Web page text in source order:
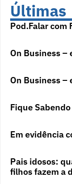
Últimas
Pod.Falar com
On Business –
On Business –
Fique
Em evidência
Pais idosos:
filhos fazem a